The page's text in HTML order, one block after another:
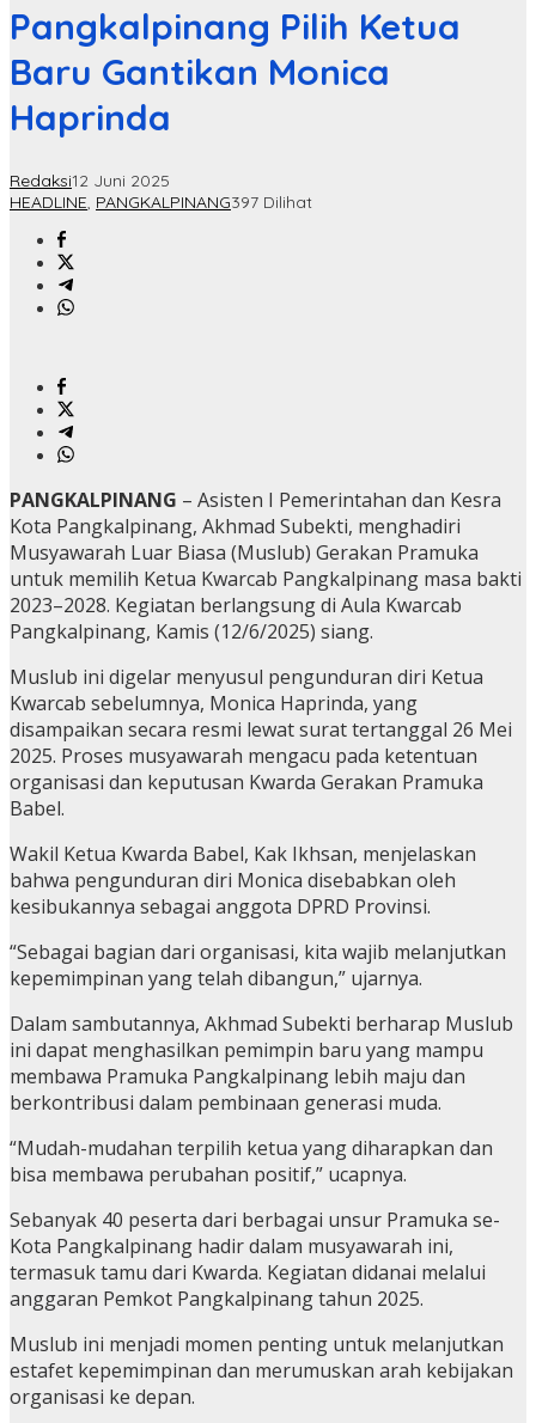
Pangkalpinang Pilih Ketua
Baru Gantikan Monica
Haprinda
Redaksi12 Juni 2025
HEADLINE, PANGKALPINANG397 Dilihat
PANGKALPINANG – Asisten I Pemerintahan dan Kesra
Kota Pangkalpinang, Akhmad Subekti, menghadiri
Musyawarah Luar Biasa (Muslub) Gerakan Pramuka
untuk memilih Ketua Kwarcab Pangkalpinang masa bakti
2023–2028. Kegiatan berlangsung di Aula Kwarcab
Pangkalpinang, Kamis (12/6/2025) siang.
Muslub ini digelar menyusul pengunduran diri Ketua
Kwarcab sebelumnya, Monica Haprinda, yang
disampaikan secara resmi lewat surat tertanggal 26 Mei
2025. Proses musyawarah mengacu pada ketentuan
organisasi dan keputusan Kwarda Gerakan Pramuka
Babel.
Wakil Ketua Kwarda Babel, Kak Ikhsan, menjelaskan
bahwa pengunduran diri Monica disebabkan oleh
kesibukannya sebagai anggota DPRD Provinsi.
“Sebagai bagian dari organisasi, kita wajib melanjutkan
kepemimpinan yang telah dibangun,” ujarnya.
Dalam sambutannya, Akhmad Subekti berharap Muslub
ini dapat menghasilkan pemimpin baru yang mampu
membawa Pramuka Pangkalpinang lebih maju dan
berkontribusi dalam pembinaan generasi muda.
“Mudah-mudahan terpilih ketua yang diharapkan dan
bisa membawa perubahan positif,” ucapnya.
Sebanyak 40 peserta dari berbagai unsur Pramuka se-
Kota Pangkalpinang hadir dalam musyawarah ini,
termasuk tamu dari Kwarda. Kegiatan didanai melalui
anggaran Pemkot Pangkalpinang tahun 2025.
Muslub ini menjadi momen penting untuk melanjutkan
estafet kepemimpinan dan merumuskan arah kebijakan
organisasi ke depan.